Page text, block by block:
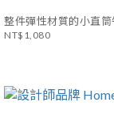
整件彈性材質的小直筒
NT$1,080